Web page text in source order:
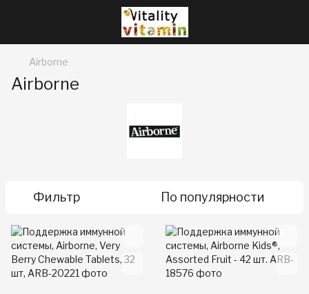
Airborne
Airborne
Фильтр По популярности